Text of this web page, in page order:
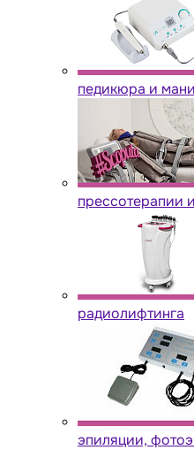
педикюра и
прессотерапии
радиолифтинга
эпиляции,